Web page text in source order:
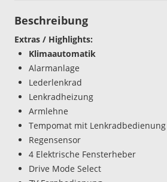
Beschreibung
Extras / Highlights:
Klimaautomatik
Alarmanlage
Lederlenkrad
Lenkradheizung
Armlehne
Tempomat mit Lenkradbedienung
Regensensor
4 Elektrische Fensterheber
Drive Mode Select